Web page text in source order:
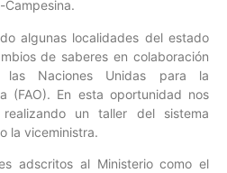
algunas localidades del estado
de saberes en colaboración
Naciones Unidas para la
(FAO). En esta oportunidad nos
un taller del sistema
la viceministra.
adscritos al Ministerio como el